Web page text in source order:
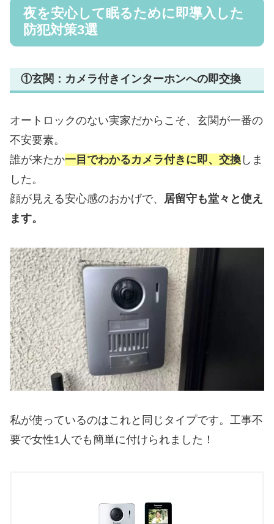
夜を安心して眠るために即導入した
防犯対策3選
①玄関：カメラ付きインターホンへの即交換
オートロックのない実家だからこそ、玄関が一番の
不安要素。
誰が来たか一目でわかるカメラ付きに即、交換 しま
した。
顔が見える安心感のおかげで、 居留守も堂々と使え
ます。
私が使っているのはこれと同じタイプです。工事不
要で女性1人でも簡単に付けられました！